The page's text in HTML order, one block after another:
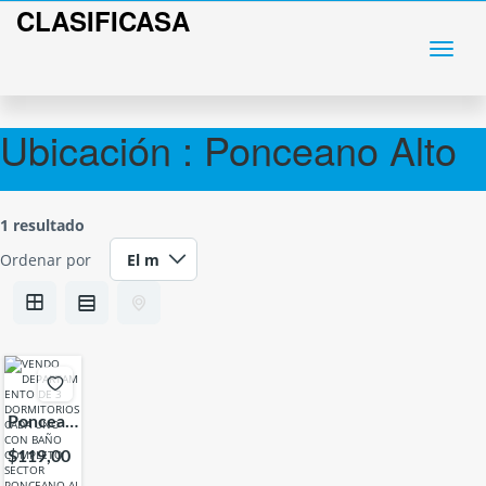
CLASIFICASA
Ubicación : Ponceano Alto
1 resultado
Ordenar por
Poncean
o Alto,
170184
$119,00